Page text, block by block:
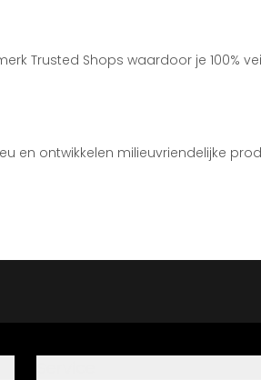
Trusted Shops waardoor je 100%
en ontwikkelen milieuvriendelijke